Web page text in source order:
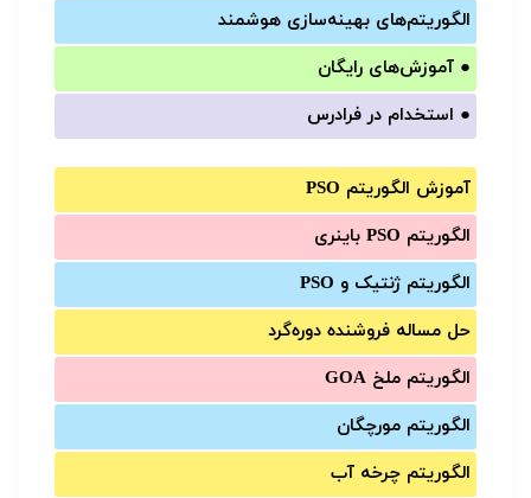
الگوریتم‌های بهینه‌سازی هوشمند
● آموزش‌های رایگان
● استخدام در فرادرس
آموزش الگوریتم PSO
الگوریتم PSO باینری
الگوریتم ژنتیک و PSO
حل مساله فروشنده دوره‌گرد
الگوریتم ملخ GOA
الگوریتم مورچگان
الگوریتم چرخه آب